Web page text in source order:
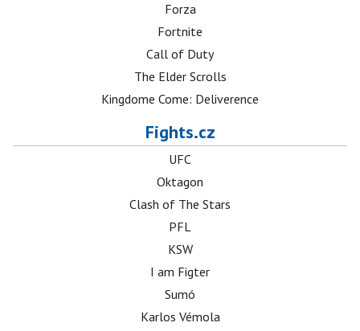
Forza
Fortnite
Call of Duty
The Elder Scrolls
Kingdome Come: Deliverence
Fights.cz
UFC
Oktagon
Clash of The Stars
PFL
KSW
I am Figter
Sumó
Karlos Vémola